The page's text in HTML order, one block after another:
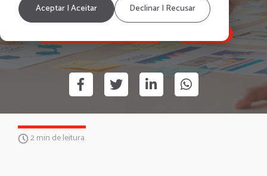
Aceptar | Aceitar Declinar | Recusar
Employee Experience Awards
2 min de leitura.